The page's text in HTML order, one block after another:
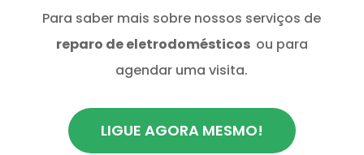
Para saber mais sobre nossos serviços de
reparo de eletrodomésticos ou para
agendar uma visita.
LIGUE AGORA MESMO!